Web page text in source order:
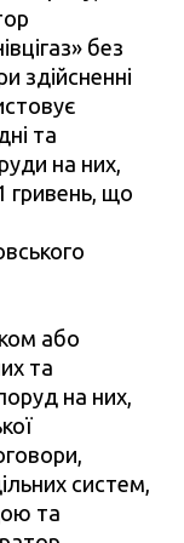
без
здійсненні
та
на них,
гривень, що
або
та
на них,
систем,
та